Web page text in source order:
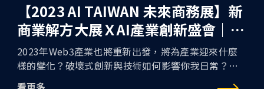
【2023 AI TAIWAN 未來商務展】新
商業解方大展ＸAI產業創新盛會｜AI
FOR ALL
2023年Web3產業也將重新出發，將為產業迎來什麼
樣的變化？破壞式創新與技術如何影響你我日常？身
為品牌該如何加入並賦能創造出效益最大化？